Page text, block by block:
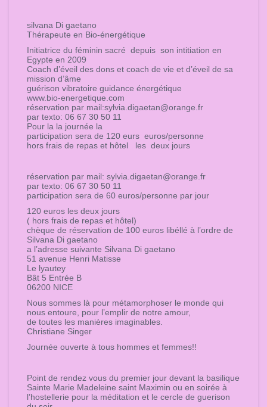
silvana Di gaetano
Thérapeute en Bio-énergétique
Initiatrice du féminin sacré depuis son intitiation en
Egypte en 2009
Coach d’éveil des dons et coach de vie et d’éveil de sa
mission d’âme
guérison vibratoire guidance énergétique
www.bio-energetique.com
réservation par mail:sylvia.digaetan@orange.fr
par texto: 06 67 30 50 11
Pour la la journée la
participation sera de 120 eurs euros/personne
hors frais de repas et hôtel les deux jours
réservation par mail: sylvia.digaetan@orange.fr
par texto: 06 67 30 50 11
participation sera de 60 euros/personne par jour
120 euros les deux jours
( hors frais de repas et hôtel)
chèque de réservation de 100 euros libéllé à l’ordre de
Silvana Di gaetano
a l’adresse suivante Silvana Di gaetano
51 avenue Henri Matisse
Le lyautey
Bât 5 Entrée B
06200 NICE
Nous sommes là pour métamorphoser le monde qui
nous entoure, pour l’emplir de notre amour,
de toutes les manières imaginables.
Christiane Singer
Journée ouverte à tous hommes et femmes!!
Point de rendez vous du premier jour devant la basilique
Sainte Marie Madeleine saint Maximin ou en soirée à
l’hostellerie pour la méditation et le cercle de guerison